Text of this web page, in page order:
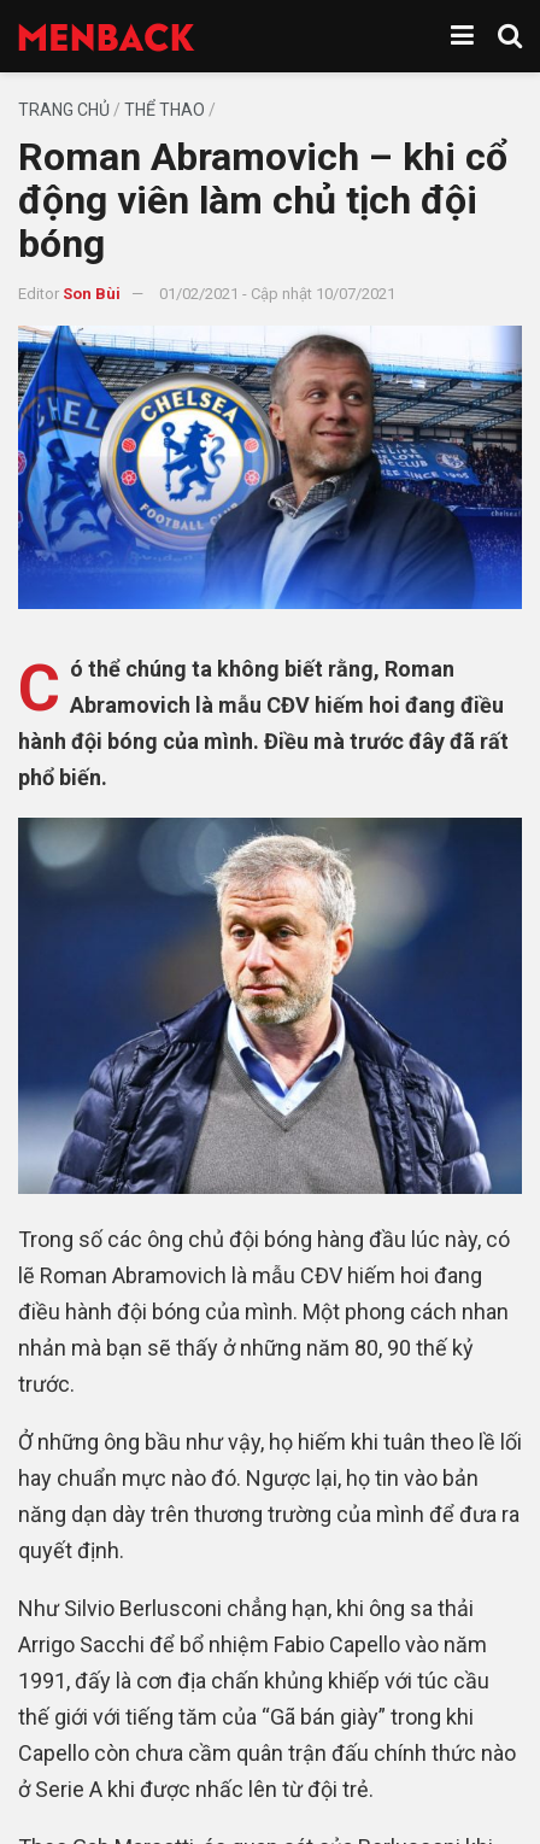
TRANG CHỦ / THỂ THAO /
Roman Abramovich – khi cổ
động viên làm chủ tịch đội
bóng
Editor Son Bùi 01/02/2021 - Cập nhật 10/07/2021
C ó thể chúng ta không biết rằng, Roman
Abramovich là mẫu CĐV hiếm hoi đang điều
hành đội bóng của mình. Điều mà trước đây đã rất
phổ biến.
Trong số các ông chủ đội bóng hàng đầu lúc này, có
lẽ Roman Abramovich là mẫu CĐV hiếm hoi đang
điều hành đội bóng của mình. Một phong cách nhan
nhản mà bạn sẽ thấy ở những năm 80, 90 thế kỷ
trước.
Ở những ông bầu như vậy, họ hiếm khi tuân theo lề lối
hay chuẩn mực nào đó. Ngược lại, họ tin vào bản
năng dạn dày trên thương trường của mình để đưa ra
quyết định.
Như Silvio Berlusconi chẳng hạn, khi ông sa thải
Arrigo Sacchi để bổ nhiệm Fabio Capello vào năm
1991, đấy là cơn địa chấn khủng khiếp với túc cầu
thế giới với tiếng tăm của “Gã bán giày” trong khi
Capello còn chưa cầm quân trận đấu chính thức nào
ở Serie A khi được nhấc lên từ đội trẻ.